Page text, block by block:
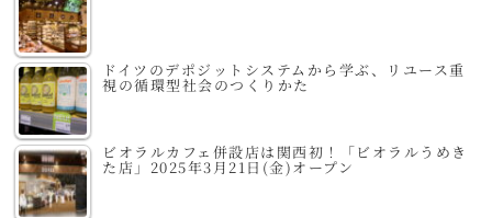
ドイツのデポジットシステムから学ぶ、リユース重
視の循環型社会のつくりかた
ビオラルカフェ併設店は関西初！「ビオラルうめき
た店」2025年3月21日(金)オープン